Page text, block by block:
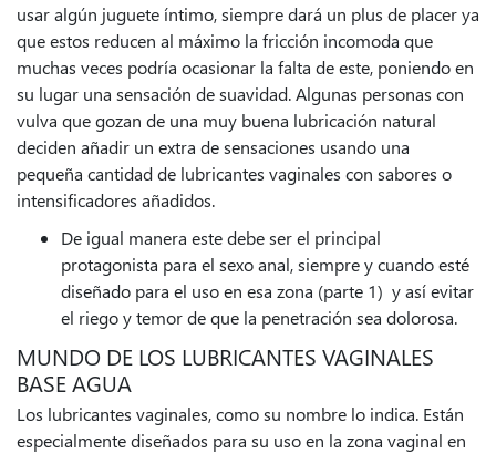
usar algún juguete íntimo, siempre dará un plus de placer ya
que estos reducen al máximo la fricción incomoda que
muchas veces podría ocasionar la falta de este, poniendo en
su lugar una sensación de suavidad. Algunas personas con
vulva que gozan de una muy buena lubricación natural
deciden añadir un extra de sensaciones usando una
pequeña cantidad de lubricantes vaginales con sabores o
intensificadores añadidos.
De igual manera este debe ser el principal
protagonista para el sexo anal, siempre y cuando esté
diseñado para el uso en esa zona (parte 1) y así evitar
el riego y temor de que la penetración sea dolorosa.
MUNDO DE LOS LUBRICANTES VAGINALES
BASE AGUA
Los lubricantes vaginales, como su nombre lo indica. Están
especialmente diseñados para su uso en la zona vaginal en